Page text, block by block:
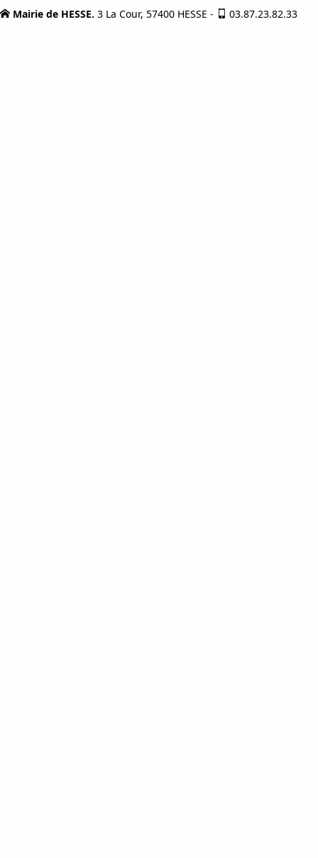
Mairie de HESSE. 3 La Cour, 57400 HESSE - 03.87.23.82.33